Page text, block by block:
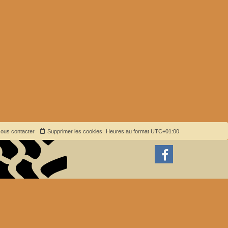
Heures au format UTC+01:00
Supprimer les cookies
contacter